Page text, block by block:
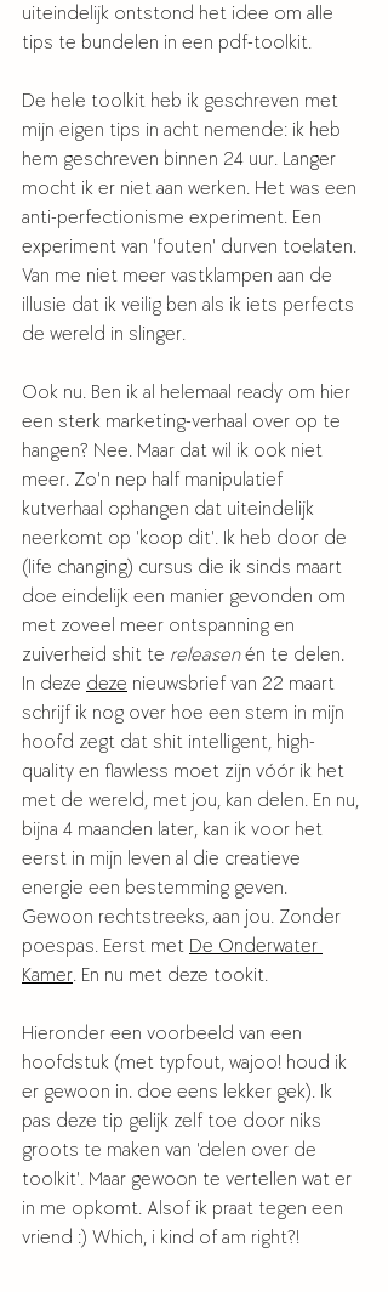
uiteindelijk ontstond het idee om alle
tips te bundelen in een pdf-toolkit.
De hele toolkit heb ik geschreven met
mijn eigen tips in acht nemende: ik heb
hem geschreven binnen 24 uur. Langer
mocht ik er niet aan werken. Het was een
anti-perfectionisme experiment. Een
experiment van 'fouten' durven toelaten.
Van me niet meer vastklampen aan de
illusie dat ik veilig ben als ik iets perfects
de wereld in slinger.
Ook nu. Ben ik al helemaal ready om hier
een sterk marketing-verhaal over op te
hangen? Nee. Maar dat wil ik ook niet
meer. Zo'n nep half manipulatief
kutverhaal ophangen dat uiteindelijk
neerkomt op 'koop dit'. Ik heb door de
(life changing) cursus die ik sinds maart
doe eindelijk een manier gevonden om
met zoveel meer ontspanning en
zuiverheid shit te releasen én te delen.
In deze deze nieuwsbrief van 22 maart
schrijf ik nog over hoe een stem in mijn
hoofd zegt dat shit intelligent, high-
quality en flawless moet zijn vóór ik het
met de wereld, met jou, kan delen. En nu,
bijna 4 maanden later, kan ik voor het
eerst in mijn leven al die creatieve
energie een bestemming geven.
Gewoon rechtstreeks, aan jou. Zonder
poespas. Eerst met De Onderwater
Kamer. En nu met deze tookit.
Hieronder een voorbeeld van een
hoofdstuk (met typfout, wajoo! houd ik
er gewoon in. doe eens lekker gek). Ik
pas deze tip gelijk zelf toe door niks
groots te maken van 'delen over de
toolkit'. Maar gewoon te vertellen wat er
in me opkomt. Alsof ik praat tegen een
vriend :) Which, i kind of am right?!